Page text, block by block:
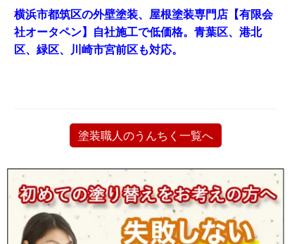
横浜市都筑区の外壁塗装、屋根塗装専門店【有限会
社オータペン】自社施工で低価格。青葉区、港北
区、緑区、川崎市宮前区も対応。
塗装職人のうんちく一覧へ